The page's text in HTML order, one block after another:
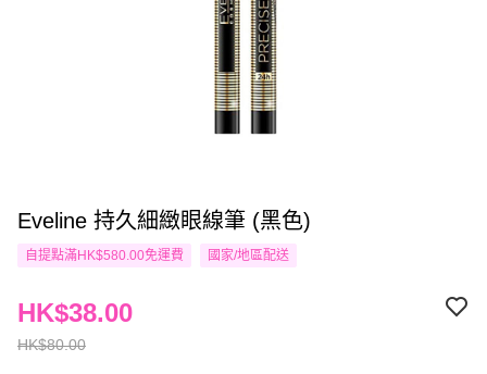
Eveline 持久細緻眼線筆 (黑色)
自提點滿HK$580.00免運費 國家/地區配送
HK$80.00
HK$38.00